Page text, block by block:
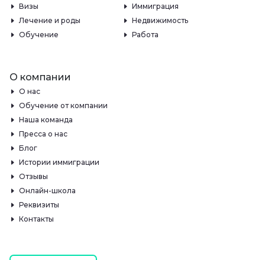
Визы
Иммиграция
Лечение и роды
Недвижимость
Обучение
Работа
О компании
О нас
Обучение от компании
Наша команда
Пресса о нас
Блог
Истории иммиграции
Отзывы
Онлайн-школа
Реквизиты
Контакты